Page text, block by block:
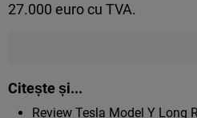
27.000 euro cu TVA.
Citește și...
Review Tesla Model Y Long